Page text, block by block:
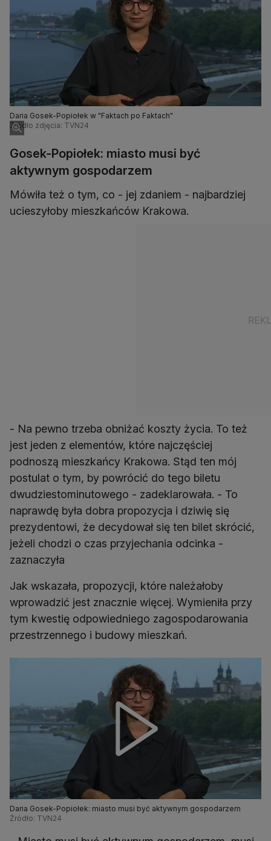
Daria Gosek-Popiołek w "Faktach po Faktach"
Źródło zdjęcia: TVN24
Gosek-Popiołek: miasto musi być
aktywnym gospodarzem
Mówiła też o tym, co - jej zdaniem - najbardziej
ucieszyłoby mieszkańców Krakowa.
- Na pewno trzeba obniżać koszty życia. To też
jest jeden z elementów, które najczęściej
podnoszą mieszkańcy Krakowa. Stąd ten mój
postulat o tym, by powrócić do tego biletu
dwudziestominutowego - zadeklarowała. - To
naprawdę była dobra propozycja i dziwię się
prezydentowi, że decydował się ten bilet skrócić,
jeżeli chodzi o czas przyjechania odcinka -
zaznaczyła
Jak wskazała, propozycji, które należałoby
wprowadzić jest znacznie więcej. Wymieniła przy
tym kwestię odpowiedniego zagospodarowania
przestrzennego i budowy mieszkań.
Daria Gosek-Popiołek: miasto musi być aktywnym gospodarzem
Źródło: TVN24